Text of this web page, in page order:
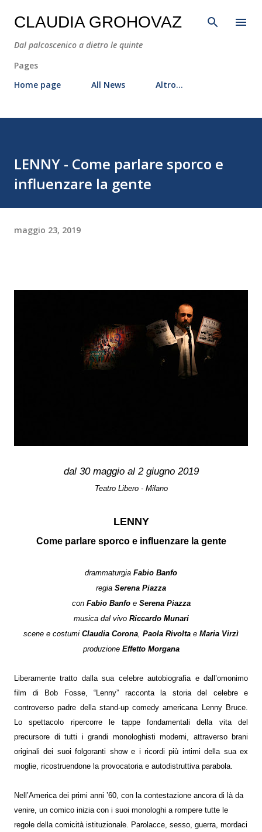
Passa ai contenuti principali
CLAUDIA GROHOVAZ
Dal palcoscenico a dietro le quinte
Pages
Home page
All News Altro…
LENNY - Come parlare sporco e
influenzare la gente
maggio 23, 2019
dal 30 maggio al 2 giugno 2019
Teatro Libero - Milano
LENNY
Come parlare sporco e influenzare la gente
drammaturgia Fabio Banfo
regia Serena Piazza
con Fabio Banfoe Serena Piazza
musica dal vivoRiccardo Munari
scene e costumi Claudia Corona, Paola Rivolta e Maria Virzì
produzioneEffetto Morgana
Liberamente tratto dalla sua celebre autobiografia e dall’omonimo
film di Bob Fosse, “Lenny” racconta la storia del celebre e
controverso padre della stand-up comedy americana Lenny Bruce.
Lo spettacolo ripercorre le tappe fondamentali della vita del
precursore di tutti i grandi monologhisti moderni, attraverso brani
originali dei suoi folgoranti show e i ricordi più intimi della sua ex
moglie, ricostruendone la provocatoria e autodistruttiva parabola.
Nell’America dei primi anni ’60, con la contestazione ancora di là da
venire, un comico inizia con i suoi monologhi a rompere tutte le
regole della comicità istituzionale. Parolacce, sesso, guerra, mordaci